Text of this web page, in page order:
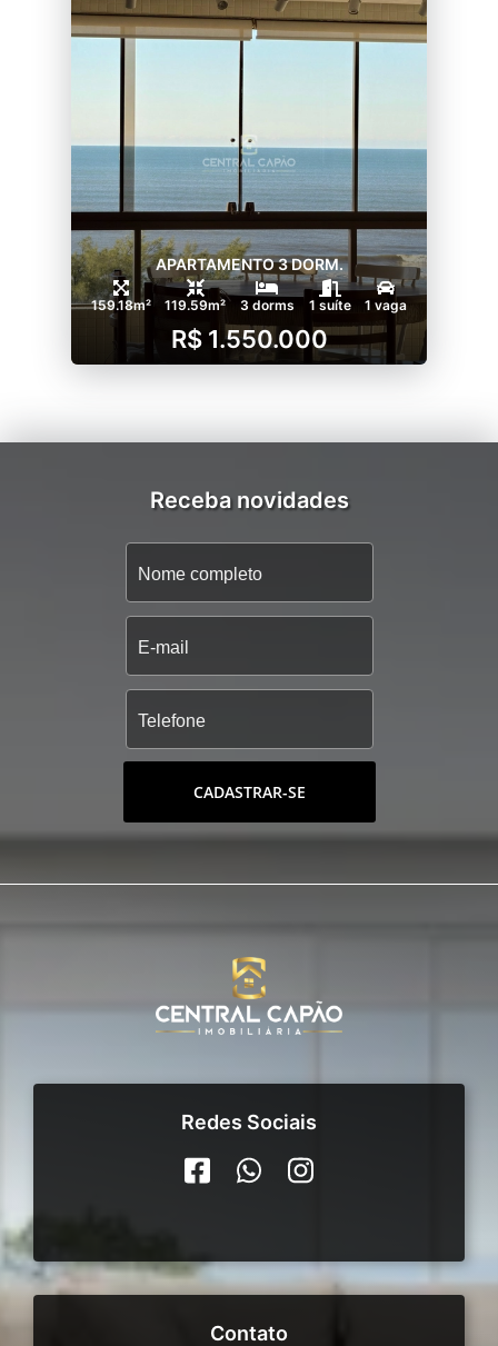
APARTAMENTO 3 DORM.
159.18m² 119.59m² 3 dorms 1 suíte 1 vaga
R$ 1.550.000
Receba novidades
CADASTRAR-SE
Redes Sociais
Contato